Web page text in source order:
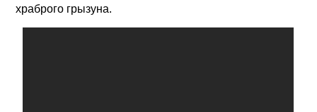
храброго грызуна.